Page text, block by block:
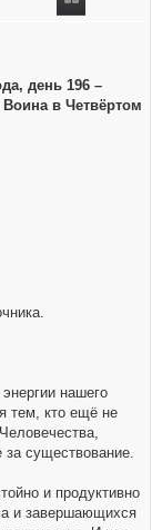
день 196 –
в Четвёртом
нашего
тем, кто ещё не
за существование.
и продуктивно
и завершающихся